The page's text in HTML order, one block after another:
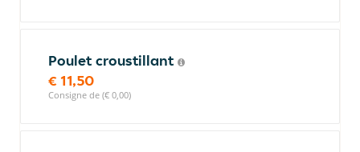
Poulet croustillant
€ 11,50
Consigne de (€ 0,00)